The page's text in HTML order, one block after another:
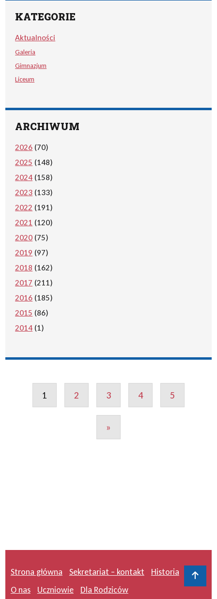
KATEGORIE
Aktualności
Galeria
Gimnazjum
Liceum
ARCHIWUM
2026 (70)
2025 (148)
2024 (158)
2023 (133)
2022 (191)
2021 (120)
2020 (75)
2019 (97)
2018 (162)
2017 (211)
2016 (185)
2015 (86)
2014 (1)
1 2 3 4 5
»
Strona główna Sekretariat – kontakt
Historia
O nas
Uczniowie Dla Rodziców
Do